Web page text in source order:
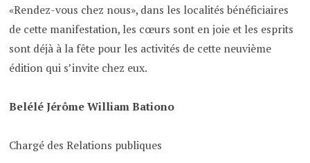
«Rendez-vous chez nous», dans les localités bénéficiaires
de cette manifestation, les cœurs sont en joie et les esprits
sont déjà à la fête pour les activités de cette neuvième
édition qui s’invite chez eux.
Belélé Jérôme William Bationo
Chargé des Relations publiques